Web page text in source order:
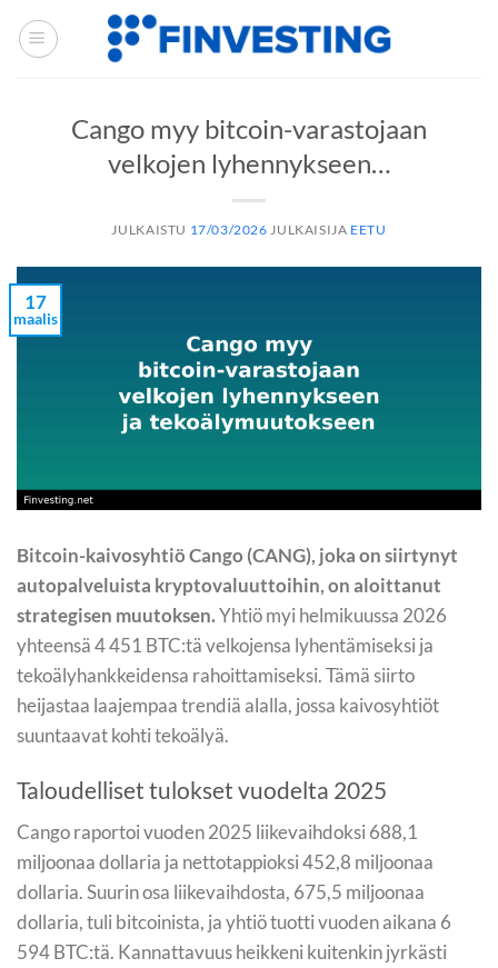
Siirry
sisältöön
Cango myy bitcoin-varastojaan
velkojen lyhennykseen…
JULKAISTU 17/03/2026 JULKAISIJA EETU
17
maalis
Bitcoin-kaivosyhtiö Cango (CANG), joka on siirtynyt
autopalveluista kryptovaluuttoihin, on aloittanut
strategisen muutoksen.Yhtiö myi helmikuussa 2026
yhteensä 4 451 BTC:tä velkojensa lyhentämiseksi ja
tekoälyhankkeidensa rahoittamiseksi. Tämä siirto
heijastaa laajempaa trendiä alalla, jossa kaivosyhtiöt
suuntaavat kohti tekoälyä.
Taloudelliset tulokset vuodelta 2025
Cango raportoi vuoden 2025 liikevaihdoksi 688,1
miljoonaa dollaria ja nettotappioksi 452,8 miljoonaa
dollaria. Suurin osa liikevaihdosta, 675,5 miljoonaa
dollaria, tuli bitcoinista, ja yhtiö tuotti vuoden aikana 6
594 BTC:tä. Kannattavuus heikkeni kuitenkin jyrkästi